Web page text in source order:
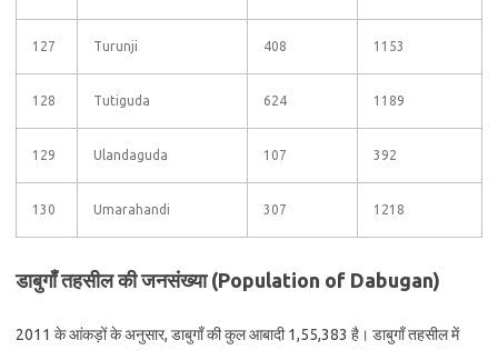
127 Turunji 408 1153
128 Tutiguda 624 1189
129 Ulandaguda 107 392
130 Umarahandi 307 1218
डाबुगाँ तहसील की जनसंख्या (Population of Dabugan)
2011 के आंकड़ों के अनुसार, डाबुगाँ की कुल आबादी 1,55,383 है। डाबुगाँ तहसील में